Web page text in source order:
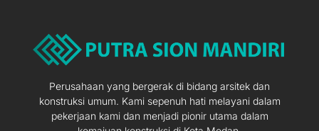
Perusahaan yang bergerak di bidang arsitek dan
konstruksi umum. Kami sepenuh hati melayani dalam
pekerjaan kami dan menjadi pionir utama dalam